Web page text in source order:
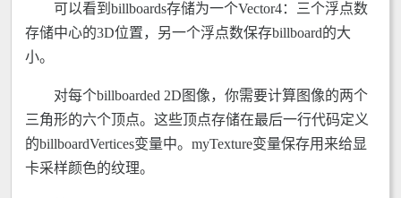
可以看到billboards存储为一个Vector4：三个浮点数
存储中心的3D位置，另一个浮点数保存billboard的大
小。
对每个billboarded 2D图像，你需要计算图像的两个
三角形的六个顶点。这些顶点存储在最后一行代码定义
的billboardVertices变量中。myTexture变量保存用来给显
卡采样颜色的纹理。